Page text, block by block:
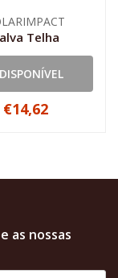
Telha
€14,62
as nossas